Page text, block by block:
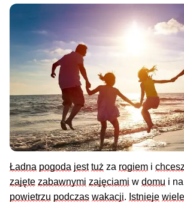
Ładna pogoda jest tuż za rogiem i chcesz
zajęte zabawnymi zajęciami w domu i na
powietrzu podczas wakacji. Istnieje wiele